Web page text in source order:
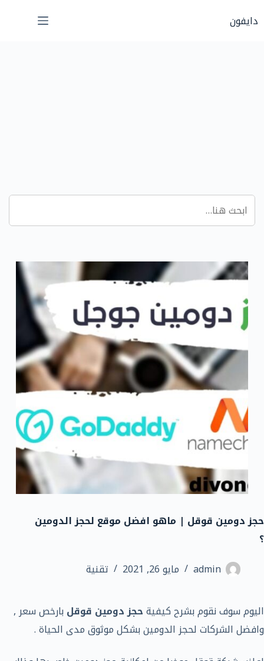
إلىدايفون
حجز دومين قوقل | ماهو افضل موقع لحجز الدومين
؟
admin
مايو 26, 2021 تقنية
اليوم سوف نقوم بشرح كيفيةحجز دومين قوقل بارخص سعر ,
وافضل الشركات لحجز الدومين بشكل موثوق مدى الحياة .